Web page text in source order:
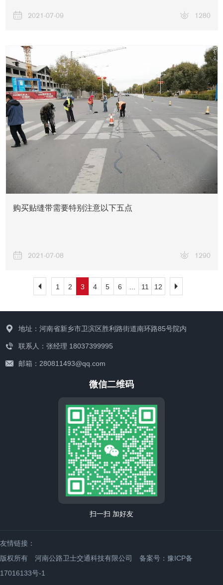
2021-07-09 1280
购买贴缝带需要特别注意以下五点
2021-07-08 1290
1 2 3 4 5 6 11 12
地址：河南省新乡市卫滨区胜利路街道南环路85号院内
联系人：张经理 18037399995
邮箱：280811493@qq.com
微信二维码
扫一扫 加好友
友情链接：
版权所有 河南公路卫士交通科技有限公司 备案号：豫ICP备
17016133号-1